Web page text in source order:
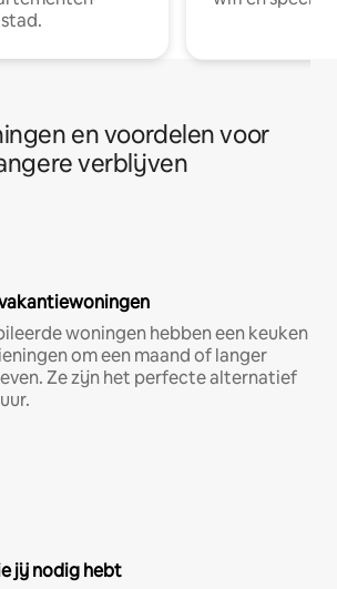
en voordelen voor
verblijven
woningen hebben een keuken
om een maand of langer
Ze zijn het perfecte alternatief
jij nodig hebt